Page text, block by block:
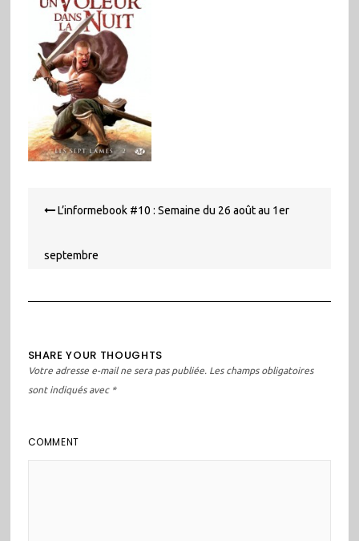
de L’informebook #10 : Semaine du 26 août au 1er
septembre
SHARE YOUR THOUGHTS
Votre adresse e-mail ne sera pas publiée. Les champs obligatoires
sont indiqués avec *
COMMENT